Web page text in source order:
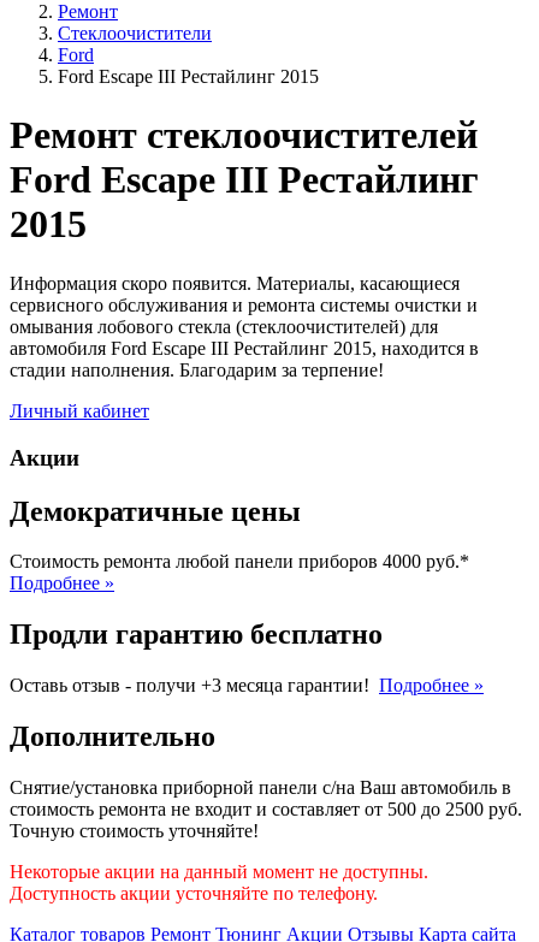
Ремонт
Стеклоочистители
Ford
Ford Escape III Рестайлинг 2015
Ремонт стеклоочистителей
Ford Escape III Рестайлинг
2015
Информация скоро появится. Материалы, касающиеся
сервисного обслуживания и ремонта системы очистки и
омывания лобового стекла (стеклоочистителей) для
автомобиля Ford Escape III Рестайлинг 2015, находится в
стадии наполнения. Благодарим за терпение!
Личный кабинет
Акции
Демократичные цены
Стоимость ремонта любой панели приборов 4000 руб.*
Подробнее »
Продли гарантию бесплатно
Оставь отзыв - получи +3 месяца гарантии! Подробнее »
Дополнительно
Снятие/установка приборной панели с/на Ваш автомобиль в
стоимость ремонта не входит и составляет от 500 до 2500 руб.
Точную стоимость уточняйте!
Некоторые акции на данный момент не доступны.
Доступность акции усточняйте по телефону.
Каталог товаров Ремонт Тюнинг Акции Отзывы Карта сайта